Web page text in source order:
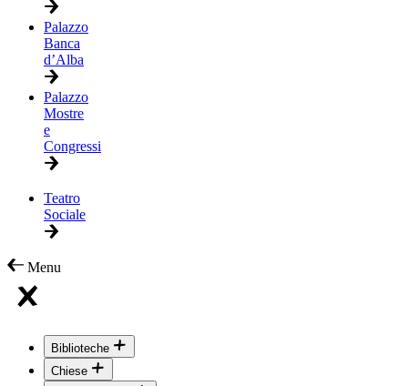
Palazzo
Banca
d’Alba
Palazzo
Mostre
e
Congressi
Teatro
Sociale
Menu
Biblioteche
Chiese